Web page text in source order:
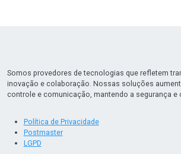
Somos provedores de tecnologias que refletem
inovação e colaboração. Nossas soluções
controle e comunicação, mantendo a segurança e
Política de Privacidade
Postmaster
LGPD